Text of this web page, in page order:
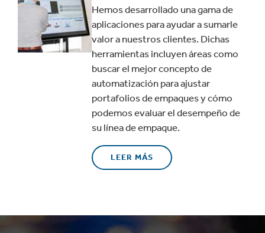
Hemos desarrollado una gama de
aplicaciones para ayudar a sumarle
valor a nuestros clientes. Dichas
herramientas incluyen áreas como
buscar el mejor concepto de
automatización para ajustar
portafolios de empaques y cómo
podemos evaluar el desempeño de
su línea de empaque.
LEER MÁS